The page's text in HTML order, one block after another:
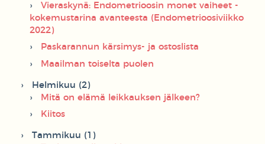
Vieraskynä: Endometrioosin monet vaiheet -
kokemustarina avanteesta (Endometrioosiviikko
2022)
Paskarannun kärsimys- ja ostoslista
Maailman toiselta puolen
Helmikuu (2)
Mitä on elämä leikkauksen jälkeen?
Kiitos
Tammikuu (1)